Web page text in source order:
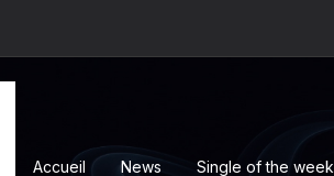
Accueil News Single of the week